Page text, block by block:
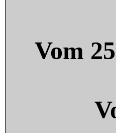
Vom